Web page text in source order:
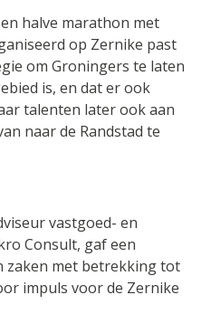
halve marathon met
op Zernike past
om Groningers te laten
is, en dat er ook
talenten later ook aan
naar de Randstad te
vastgoed- en
Consult, gaf een
zaken met betrekking tot
impuls voor de Zernike